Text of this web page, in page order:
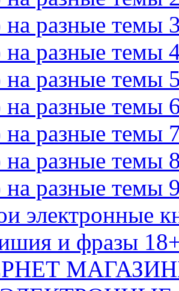
разные темы
разные темы
разные темы
разные темы
разные темы
разные темы
разные темы
электронные
и фразы